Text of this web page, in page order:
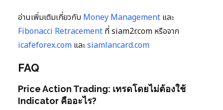
อ่านเพิ่มเติมเกี่ยวกับ Money Management และ
Fibonacci Retracement ที่ siam2r.com หรือจาก
icafeforex.com และsiamlancard.com
FAQ
Price Action Trading: เทรดโดยไม่ต้องใช้
Indicator คืออะไร?